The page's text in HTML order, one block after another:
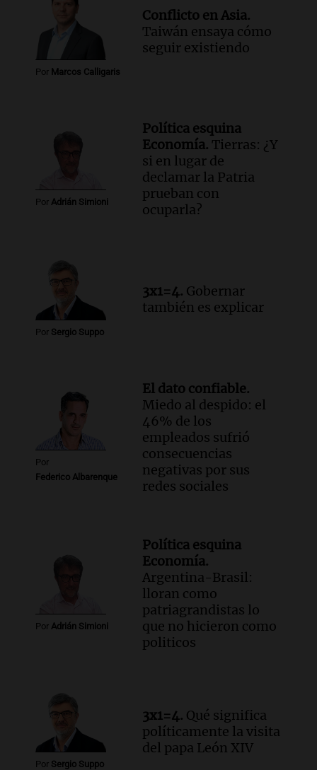
Informados al regreso
Episodios
Audio.
Debate en el Senado y protesta
en Rosario contra la ley de Propiedad
Privada.
Manifestación en Rosario contra
la ley de Propiedad Privada debatida en
el Senado.
Viva la Radio Rosario
Episodios
Luis Juez cuestionó la polémica
Informados al regreso
Episodios
Por Marcos Calligaris
Conflicto en Asia.
Taiwán ensaya cómo
seguir existiendo
Por Adrián Simioni
Política esquina
Economía. Tierras: ¿Y
si en lugar de
declamar la Patria
prueban con
ocuparla?
Por Sergio Suppo
3x1=4. Gobernar
también es explicar
Por
Federico Albarenque
El dato confiable.
Miedo al despido: el
46% de los
empleados sufrió
consecuencias
negativas por sus
redes sociales
Por Adrián Simioni
Política esquina
Economía.
Argentina-Brasil:
lloran como
patriagrandistas lo
que no hicieron como
politicos
Por Sergio Suppo
3x1=4. Qué significa
políticamente la visita
del papa León XIV